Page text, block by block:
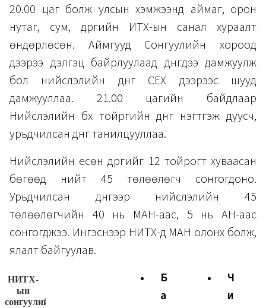
20.00 цаг болж улсын хэмжээнд аймаг, орон
нутаг, сум, дүүргийн ИТХ-ын санал хураалт
өндөрлөсөн. Аймгууд Сонгуулийн хороод
дээрээ дэлгэц байрлуулаад дүнгүүдээ дамжуулж
бол нийслэлийн дүнг СЕХ дээрээс шууд
дамжууллаа. 21.00 цагийн байдлаар
Нийслэлийн бүх тойргийн дүнг нэгтгэж дуусч,
урьдчилсан дүнг танилцууллаа.
Нийслэлийн есөн дүүргийг 12 тойрогт хуваасан
бөгөөд нийт 45 төлөөлөгч сонгогдоно.
Урьдчилсан дүнгээр нийслэлийн 45
төлөөлөгчийн 40 нь МАН-аас, 5 нь АН-аас
сонгогджээ. Ингэснээр НИТХ-д МАН олонх болж,
ялалт байгуулав.
Б
а
Ч
и